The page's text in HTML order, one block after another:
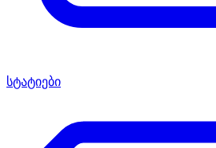
სტატიები